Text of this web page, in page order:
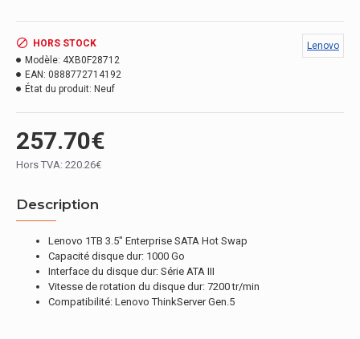
257.70€
Hors TVA: 220.26€
HORS STOCK
Modèle: 4XB0F28712
EAN: 0888772714192
État du produit: Neuf
Lenovo
Description
Lenovo 1TB 3.5" Enterprise SATA Hot Swap
Capacité disque dur: 1000 Go
Interface du disque dur: Série ATA III
Vitesse de rotation du disque dur: 7200 tr/min
Compatibilité: Lenovo ThinkServer Gen.5